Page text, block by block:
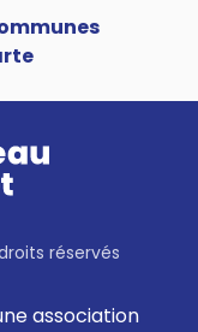
réservés
association